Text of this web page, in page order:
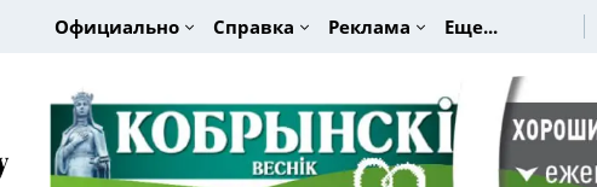
Официально Справка Реклама Еще...